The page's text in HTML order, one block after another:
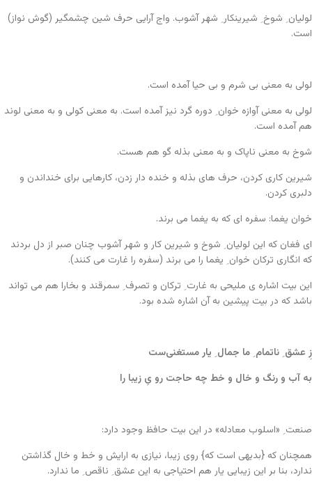
لولیان ِ شوخ ِ شیرینکار ِ شهر آشوب. واج آرایی حرف شین چشمگیر (گوش نواز)
است.
لولی به معنی بی شرم و بی حیا آمده است.
لولی به معنی آوازه خوان ِ دوره گرد نیز آمده است. به معنی کولی و به معنی لوند
هم آمده است.
شوخ به معنی ناپاک و به معنی بذله گو هم هست.
شیرین کاری کردن، حرف های بذله و خنده دار زدن، کارهایی برای خنداندن و
دلبری کردن.
خوان یغما: سفره ای که به یغما می برند.
ای فغان که این لولیان ِ شوخ و شیرین کار و شهر آشوب چنان صبر از دل بردند
که انگاری ترکان خوان ِ یغما را می برند (سفره را غارت می کنند).
این بیت اشاره ی ملیحی به غارت ِ ترکان و تصرف ِ سمرقند و بخارا هم می تواند
باشد که در بیت پیشین به آن اشاره شده بود.
زِ عشق ِ ناتمام ِ ما جمال ِ یار مستغنی‌ست
به آب و رنگ و خال و خط چه حاجت رو یِ زیبا را
صنعت ِ «اسلوب معادله» در این بیت حافظ وجود دارد:
همچنان که {بدیهی است که} روی زیبا، نیازی به ارایش و خط و خال گذاشتن
ندارد، بنا بر این زیبایی یار هم احتیاجی به این عشق ِ ناقص ِ ما ندارد.